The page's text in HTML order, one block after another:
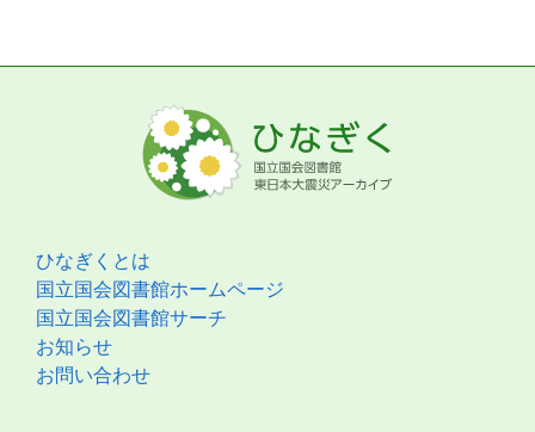
ひなぎくとは
国立国会図書館ホームページ
国立国会図書館サーチ
お知らせ
お問い合わせ